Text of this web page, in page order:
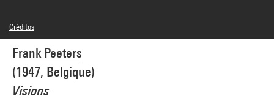
Frank Peeters
(1947, Belgique)
Visions
Créditos
© Frank Peeters
Créditos fotográficos : Centre Pompidou, MNAM-CCI/Christian Bahier et Philippe
Migeat/Dist. GrandPalaisRmn
Referencia de la imagen : 1A15749 [1986 X 2151]